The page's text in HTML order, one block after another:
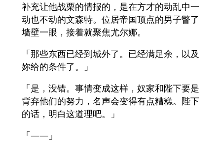
补充让他战栗的情报的，是在方才的动乱中一
动也不动的文森特。位居帝国顶点的男子瞥了
墙壁一眼，接着就聚焦尤尔娜。
「那些东西已经到城外了。已经满足余，以及
妳给的条件了。」
「是，没错。事情变成这样，奴家和陛下要是
背弃他们的努力，名声会变得有点糟糕。陛下
的话，明白这道理吧。」
「——」